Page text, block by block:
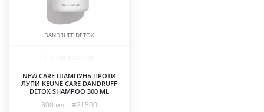
DANDRUFF DETOX
NEW CARE ШАМПУНЬ ПРОТИ
ЛУПИ KEUNE CARE DANDRUFF
DETOX SHAMPOO 300 ML
300 мл | #21500